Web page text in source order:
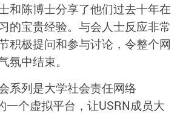
和陈博士分享了他们过去十年在
的宝贵经验。与会人士反应非常
积极提问和参与讨论，令整个网
氛中结束。
系列是大学社会责任网络
一个虚拟平台，让USRN成员大